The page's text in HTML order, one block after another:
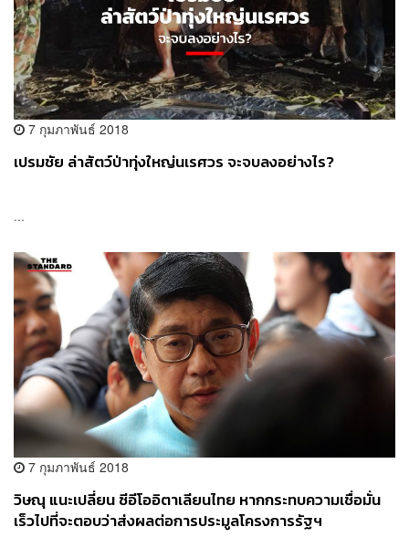
7 กุมภาพันธ์ 2018
เปรมชัย ล่าสัตว์ป่าทุ่งใหญ่นเรศวร จะจบลงอย่างไร?
...
7 กุมภาพันธ์ 2018
วิษณุ แนะเปลี่ยน ซีอีโออิตาเลียนไทย หากกระทบความเชื่อมั่น
เร็วไปที่จะตอบว่าส่งผลต่อการประมูลโครงการรัฐฯ